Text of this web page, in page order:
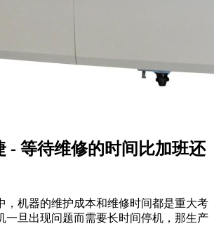
- 等待维修的时间比加班还
，机器的维护成本和维修时间都是重大考
一旦出现问题而需要长时间停机，那生产